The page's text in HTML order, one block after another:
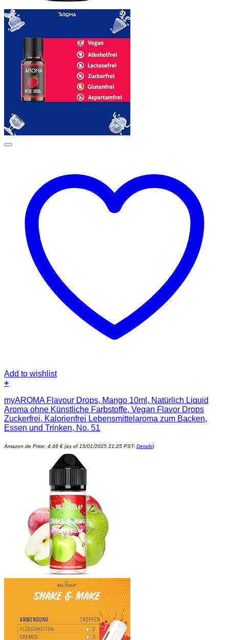
Add to wishlist
+
myAROMA Flavour Drops, Mango 10ml, Natürlich Liquid
Aroma ohne Künstliche Farbstoffe, Vegan Flavor Drops
Zuckerfrei, Kalorienfrei Lebensmittelaroma zum Backen,
Essen und Trinken, No. 51
Amazon.de Price: 4,49 € (as of 15/01/2025 21:25 PST- Details)